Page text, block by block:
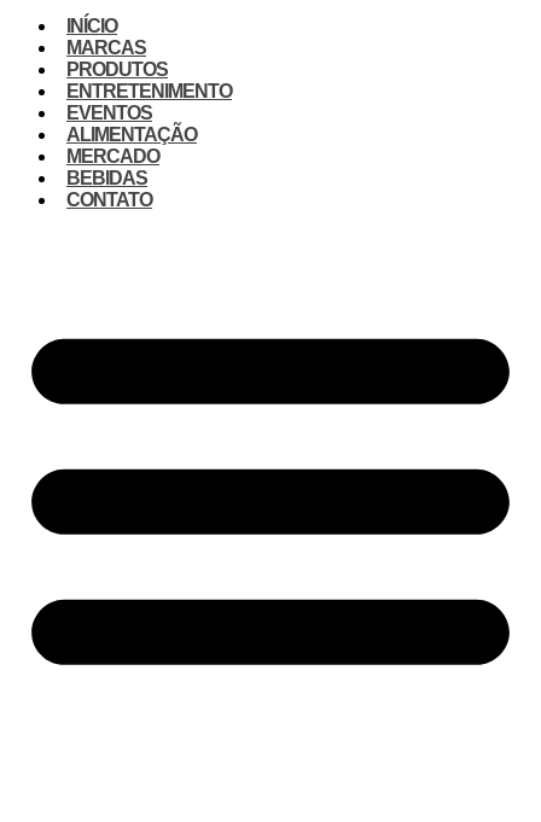
INÍCIO
MARCAS
PRODUTOS
ENTRETENIMENTO
EVENTOS
ALIMENTAÇÃO
MERCADO
BEBIDAS
CONTATO